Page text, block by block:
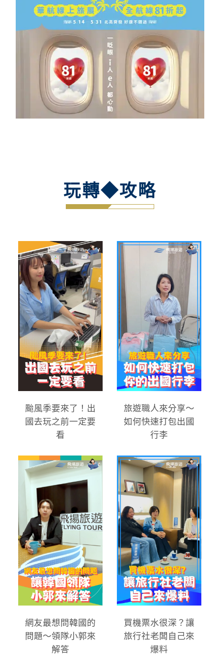
玩轉◆攻略
颱風季要來了！出
國去玩之前一定要
看
旅遊職人來分享～
如何快速打包出國
行李
網友最想問韓國的
問題～領隊小郭來
解答
買機票水很深？讓
旅行社老闆自己來
爆料